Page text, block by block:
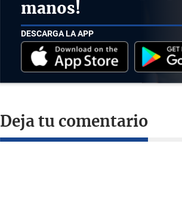
manos!
DESCARGA LA APP
Deja tu comentario